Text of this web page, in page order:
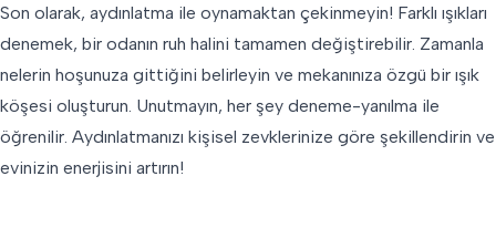
Son olarak, aydınlatma ile oynamaktan çekinmeyin! Farklı ışıkları
denemek, bir odanın ruh halini tamamen değiştirebilir. Zamanla
nelerin hoşunuza gittiğini belirleyin ve mekanınıza özgü bir ışık
köşesi oluşturun. Unutmayın, her şey deneme-yanılma ile
öğrenilir. Aydınlatmanızı kişisel zevklerinize göre şekillendirin ve
evinizin enerjisini artırın!